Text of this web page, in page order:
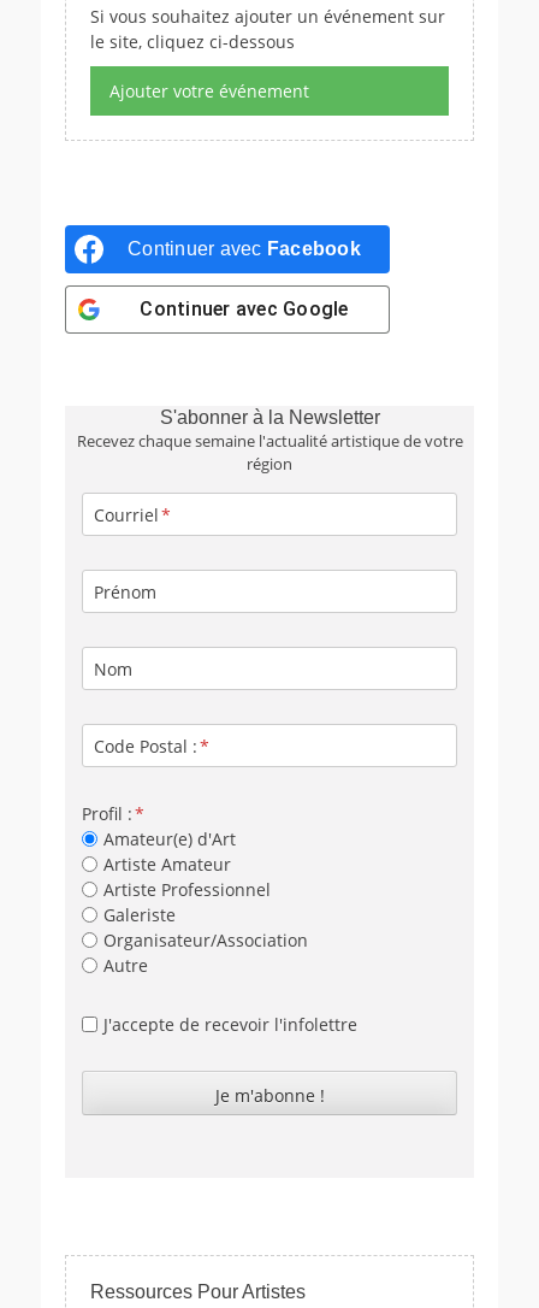
Si vous souhaitez ajouter un événement sur
le site, cliquez ci-dessous
Ajouter votre événement
Continuer avec Facebook
Continuer avec Google
S'abonner à la Newsletter
Recevez chaque semaine l'actualité artistique de votre
région
Courriel
Prénom
Nom
Code Postal :
Profil :
Amateur(e) d'Art
Artiste Amateur
Artiste Professionnel
Galeriste
Organisateur/Association
Autre
J'accepte de recevoir l'infolettre
Ressources Pour Artistes